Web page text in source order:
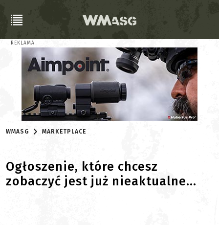
REKLAMA
WMASG MARKETPLACE
Ogłoszenie, które chcesz
zobaczyć jest już nieaktualne...